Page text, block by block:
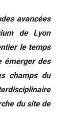
avancées
de Lyon
le temps
émerger des
champs du
du site de